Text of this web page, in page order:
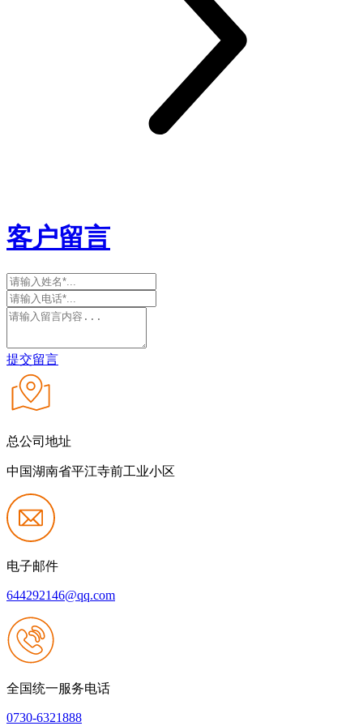
客户留言
提交留言
总公司地址
中国湖南省平江寺前工业小区
电子邮件
644292146@qq.com
全国统一服务电话
0730-6321888